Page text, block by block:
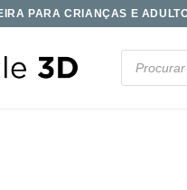
PARA CRIANÇAS E
Products
search